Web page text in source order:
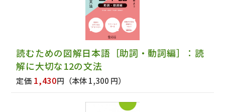
読むための図解日本語［助詞・動詞編］：読
解に大切な12の文法
定価 1,430円 （本体 1,300 円）